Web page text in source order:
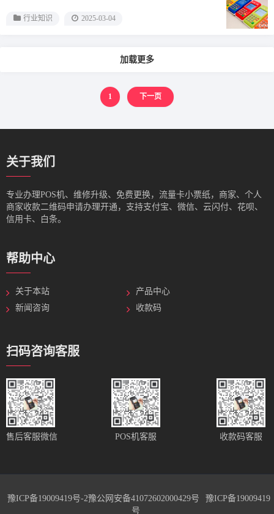
行业知识 2025-03-04
加载更多
1 下一页
关于我们
专业办理POS机、维修升级、免费更换，流量卡小票纸，商家、个人
商家收款二维码申请办理开通，支持支付宝、微信、云闪付、花呗、
信用卡、白条。
帮助中心
关于本站
产品中心
新闻咨询
收款码
扫码咨询客服
售后客服微信 POS机客服 收款码客服
豫ICP备19009419号-2豫公网安备41072602000429号
豫ICP备19009419
号